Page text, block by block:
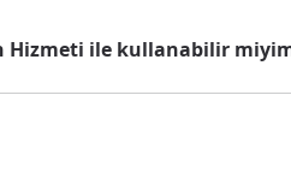
Hizmeti ile kullanabilir